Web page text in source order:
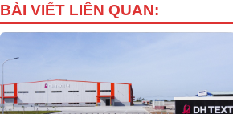
BÀI VIẾT LIÊN QUAN: